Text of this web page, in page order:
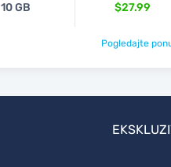
10 GB $27.99
Pogledajte